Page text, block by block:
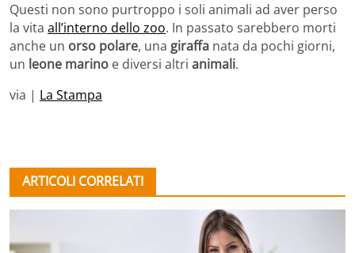
Questi non sono purtroppo i soli animali ad aver perso
la vita all’interno dello zoo. In passato sarebbero morti
anche un orso polare, una giraffa nata da pochi giorni,
un leone marino e diversi altri animali.
via | La Stampa
ARTICOLI CORRELATI